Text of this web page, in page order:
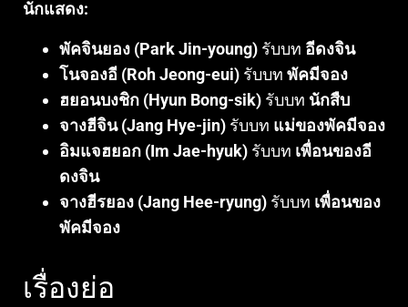
นักแสดง:
พัคจินยอง (Park Jin-young) รับบท อีดงจิน
โนจองอี (Roh Jeong-eui) รับบท พัคมีจอง
ฮยอนบงชิก (Hyun Bong-sik) รับบท นักสืบ
จางฮีจิน (Jang Hye-jin) รับบท แม่ของพัคมีจอง
อิมแจฮยอก (Im Jae-hyuk) รับบท เพื่อนของอี
ดงจิน
จางฮีรยอง (Jang Hee-ryung) รับบท เพื่อนของ
พัคมีจอง
เรื่องย่อ